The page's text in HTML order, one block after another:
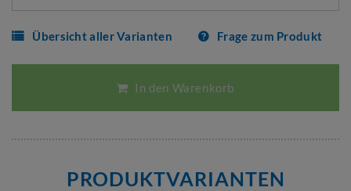
Übersicht aller Varianten Frage zum Produkt
In den Warenkorb
PRODUKTVARIANTEN